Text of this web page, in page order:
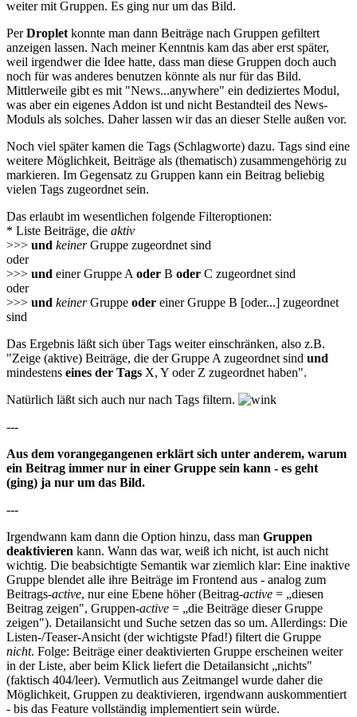
weiter mit Gruppen. Es ging nur um das Bild.
PerDroplet konnte man dann Beiträge nach Gruppen gefiltert
anzeigen lassen. Nach meiner Kenntnis kam das aber erst später,
weil irgendwer die Idee hatte, dass man diese Gruppen doch auch
noch für was anderes benutzen könnte als nur für das Bild.
Mittlerweile gibt es mit "News...anywhere" ein dediziertes Modul,
was aber ein eigenes Addon ist und nicht Bestandteil des News-
Moduls als solches. Daher lassen wir das an dieser Stelle außen vor.
Noch viel später kamen die Tags (Schlagworte) dazu. Tags sind eine
weitere Möglichkeit, Beiträge als (thematisch) zusammengehörig zu
markieren. Im Gegensatz zu Gruppen kann ein Beitrag beliebig
vielen Tags zugeordnet sein.
Das erlaubt im wesentlichen folgende Filteroptionen:
* Liste Beiträge, die aktiv
>>> und keinerGruppe zugeordnet sind
oder
>>> und einer Gruppe A oder B oder C zugeordnet sind
oder
>>> und keinerGruppe oder einer Gruppe B [oder...] zugeordnet
sind
Das Ergebnis läßt sich über Tags weiter einschränken, also z.B.
"Zeige (aktive) Beiträge, die der Gruppe A zugeordnet sind und
mindestens eines der Tags X, Y oder Z zugeordnet haben".
Natürlich läßt sich auch nur nach Tags filtern.
---
Aus dem vorangegangenen erklärt sich unter anderem, warum
ein Beitrag immer nur in einer Gruppe sein kann - es geht
(ging) ja nur um das Bild.
---
Irgendwann kam dann die Option hinzu, dass man Gruppen
deaktivieren kann. Wann das war, weiß ich nicht, ist auch nicht
wichtig. Die beabsichtigte Semantik war ziemlich klar: Eine inaktive
Gruppe blendet alle ihre Beiträge im Frontend aus - analog zum
Beitrags-active, nur eine Ebene höher (Beitrag-active = „diesen
Beitrag zeigen", Gruppen-active = „die Beiträge dieser Gruppe
zeigen"). Detailansicht und Suche setzen das so um. Allerdings: Die
Listen-/Teaser-Ansicht (der wichtigste Pfad!) filtert die Gruppe
nicht. Folge: Beiträge einer deaktivierten Gruppe erscheinen weiter
in der Liste, aber beim Klick liefert die Detailansicht „nichts"
(faktisch 404/leer). Vermutlich aus Zeitmangel wurde daher die
Möglichkeit, Gruppen zu deaktivieren, irgendwann auskommentiert
- bis das Feature vollständig implementiert sein würde.